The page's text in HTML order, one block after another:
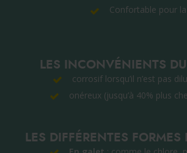
Confortable pour
LES INCONVÉNIENTS
corrosif lorsqu’il n’est pas
onéreux (jusqu’à 40% plus
LES DIFFÉRENTES FORMES